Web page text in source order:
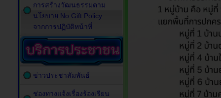
การสร้างวัฒนธรรมตาม
นโยบาย No Gift Policy
จากการปฏิบัติหน้าที่
ข่าวประชาสัมพันธ์
ช่องทางแจ้งเรื่องร้องเรียน